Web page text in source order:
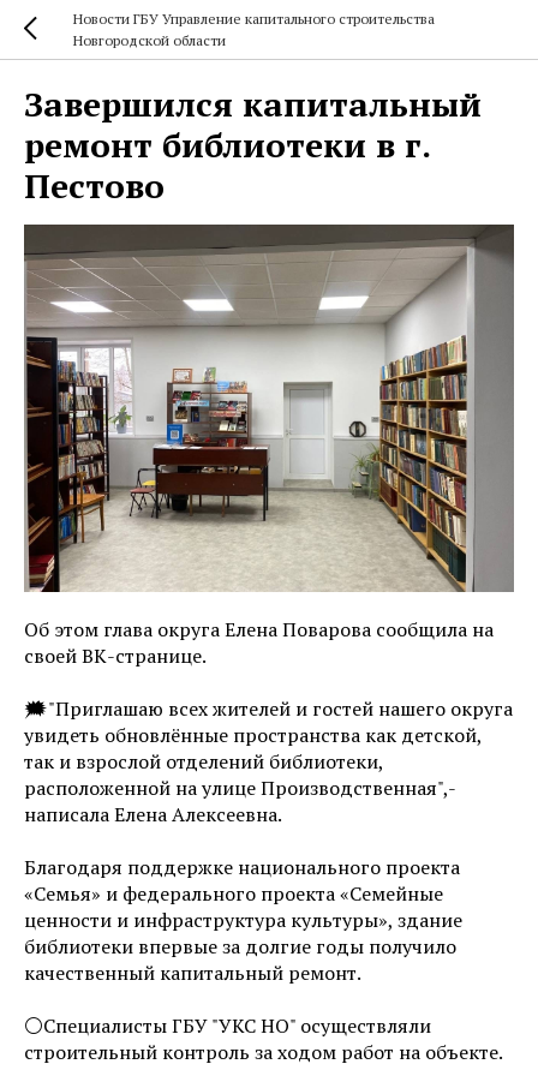
Новости ГБУ Управление капитального строительства
Новгородской области
Завершился капитальный
ремонт библиотеки в г.
Пестово
Об этом глава округа Елена Поварова сообщила на
своей ВК-странице.
🗯️"Приглашаю всех жителей и гостей нашего округа
увидеть обновлённые пространства как детской,
так и взрослой отделений библиотеки,
расположенной на улице Производственная",-
написала Елена Алексеевна.
Благодаря поддержке национального проекта
«Семья» и федерального проекта «Семейные
ценности и инфраструктура культуры», здание
библиотеки впервые за долгие годы получило
качественный капитальный ремонт.
⚪Специалисты ГБУ "УКС НО" осуществляли
строительный контроль за ходом работ на объекте.